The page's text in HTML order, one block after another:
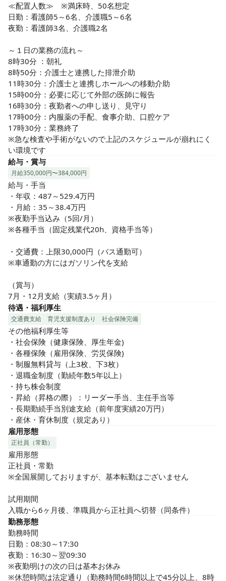
≪配置人数≫　※満床時、50名想定
日勤：看護師5～6名、介護職5～6名
夜勤：看護師3名、介護職2名
～１日の業務の流れ～
8時30分 ：朝礼
8時50分：介護士と連携した排泄介助
11時30分：介護士と連携しホールへの移動介助
15時00分：必要に応じて外部の医師に報告
16時30分：夜勤者への申し送り、見守り
17時00分：内服薬の手配、食事介助、口腔ケア
17時30分：業務終了
※急な検査や手術がないので上記のスケジュールが崩れにく
い環境です
給与・賞与
月給350,000円〜384,000円
給与・手当
・年収：487～529.4万円
・月給：35～38.4万円
※夜勤手当込み（5回/月）
※各種手当（固定残業代20h、資格手当等）
・交通費：上限30,000円（バス通勤可）
※車通勤の方にはガソリン代を支給
（賞与）
7月・12月支給（実績3.5ヶ月）
待遇・福利厚生
交通費支給 育児支援制度あり 社会保険完備
その他福利厚生等
・社会保険（健康保険、厚生年金)
・各種保険（雇用保険、労災保険)
・制服無料貸与（上3枚、下3枚）
・退職金制度（勤続年数5年以上）
・持ち株会制度
・昇給（昇格の際）：リーダー手当、主任手当等
・長期勤続手当別途支給（前年度実績20万円）
・産休・育休制度（規定あり）
雇用形態
正社員（常勤）
雇用形態
正社員・常勤
※全国展開しておりますが、基本転勤はございません
試用期間
入職から6ヶ月後、準職員から正社員へ切替（同条件）
勤務形態
勤務時間
日勤：08:30～17:30
夜勤：16:30～翌09:30
※夜勤明けの次の日は基本お休み
※休憩時間は法定通り（勤務時間6時間以上で45分以上、8時